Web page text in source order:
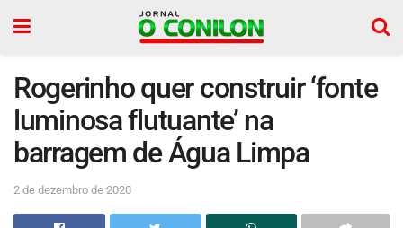
Rogerinho quer construir ‘fonte
luminosa flutuante’ na
barragem de Água Limpa
2 de dezembro de 2020